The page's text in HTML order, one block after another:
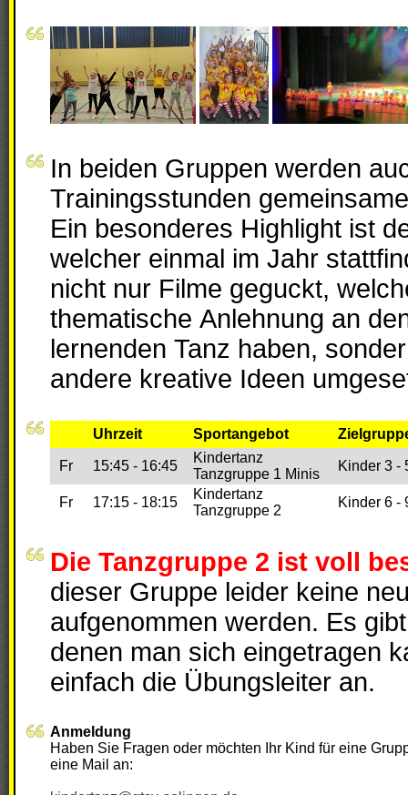
In beiden Gruppen werden
Trainingsstunden
Ein besonderes Highlight ist
welcher einmal im Jahr
nicht nur Filme geguckt,
thematische Anlehnung an
lernenden Tanz haben,
andere kreative Ideen
Uhrzeit Sportangebot
Fr 15:45 - 16:45
Kindertanz
Tanzgruppe 1 Minis
Kinder 3 -
Fr 17:15 - 18:15
Kindertanz
Tanzgruppe 2
Kinder 6 -
Die Tanzgruppe 2 ist voll
dieser Gruppe leider keine
aufgenommen werden. Es
denen man sich eingetragen
einfach die Übungsleiter an.
Anmeldung
Haben Sie Fragen oder möchten Ihr Kind für eine
eine Mail an: